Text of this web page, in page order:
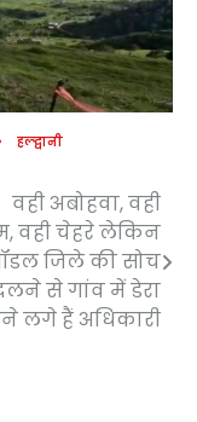
हल्द्वानी
वही अबोहवा, वही
वही चेहरे लेकिन
जिले की सोच
से गांव में डेरा
लगे हैं अधिकारी